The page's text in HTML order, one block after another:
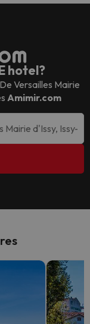
hotel?
Versailles Mairie
Amimir.com